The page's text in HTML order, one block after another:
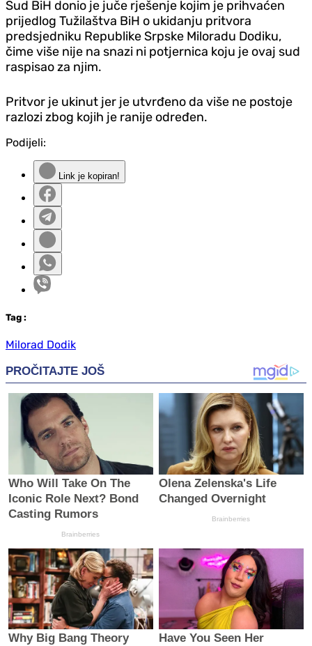
Sud BiH donio je juče rješenje kojim je prihvaćen
prijedlog Tužilaštva BiH o ukidanju pritvora
predsjedniku Republike Srpske Miloradu Dodiku,
čime više nije na snazi ni potjernica koju je ovaj sud
raspisao za njim.
Pritvor je ukinut jer je utvrđeno da više ne postoje
razlozi zbog kojih je ranije određen.
Podijeli:
Link je kopiran!
Tag :
Milorad Dodik